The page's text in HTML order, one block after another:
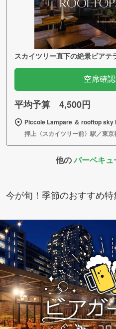
スカイツリー直下の絶景ビアテ
空席確
平均予算 4,500円
Piccole Lampare ＆ rooftop sky
押上〈スカイツリー前〉駅／東京
他のバーベキュ
今が旬！季節のおすすめ特